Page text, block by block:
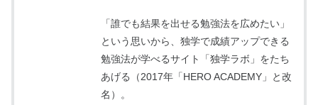
「誰でも結果を出せる勉強法を広めたい」
という思いから、独学で成績アップできる
勉強法が学べるサイト「独学ラボ」をたち
あげる（2017年「HERO ACADEMY」と改
名）。